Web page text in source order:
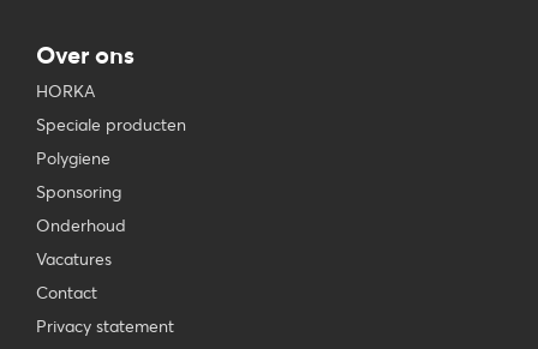
Over ons
HORKA
Speciale producten
Polygiene
Sponsoring
Onderhoud
Vacatures
Contact
Privacy statement